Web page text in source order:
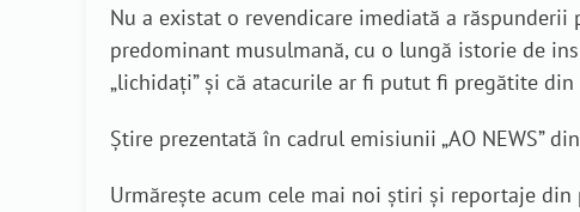
Nu a existat o revendicare imediată a răspunderii
predominant musulmană, cu o lungă istorie de
„lichidați” și că atacurile ar fi putut fi pregătite
Știre prezentată în cadrul emisiunii „AO NEWS”
Urmărește acum cele mai noi știri și reportaje